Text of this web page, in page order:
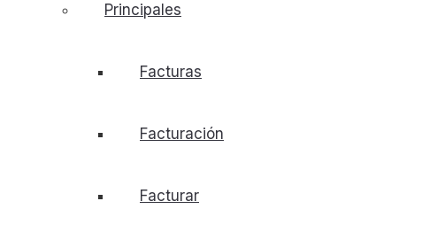
Principales
Facturas
Facturación
Facturar